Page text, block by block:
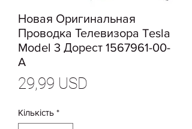
Новая Оригинальная
Проводка Телевизора Tesla
Model 3 Дорест 1567961-00-
A
29,99 USD
Кількість *